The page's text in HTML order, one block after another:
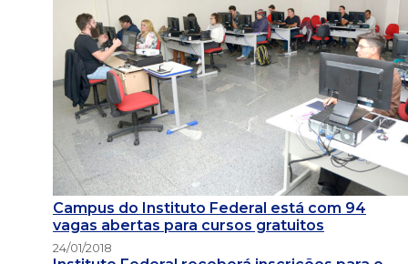
Campus do Instituto Federal está com 94
vagas abertas para cursos gratuitos
24/01/2018